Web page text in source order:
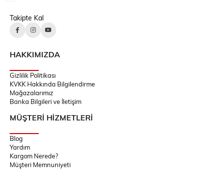
Takipte Kal
HAKKIMIZDA
Gizlilik Politikası
KVKK Hakkında Bilgilendirme
Mağazalarımız
Banka Bilgileri ve İletişim
MÜŞTERİ HİZMETLERİ
Blog
Yardım
Kargom Nerede?
Müşteri Memnuniyeti